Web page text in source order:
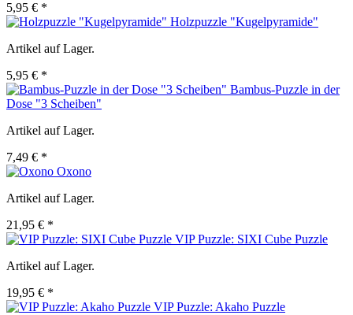
5,95 € *
Holzpuzzle "Kugelpyramide"
Artikel auf Lager.
5,95 € *
Bambus-Puzzle in der
Dose "3 Scheiben"
Artikel auf Lager.
7,49 € *
Oxono
Artikel auf Lager.
21,95 € *
VIP Puzzle: SIXI Cube Puzzle
Artikel auf Lager.
19,95 € *
VIP Puzzle: Akaho Puzzle